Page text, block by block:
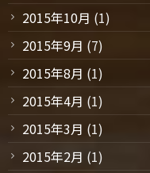
2015年10月 (1)
2015年9月 (7)
2015年8月 (1)
2015年4月 (1)
2015年3月 (1)
2015年2月 (1)